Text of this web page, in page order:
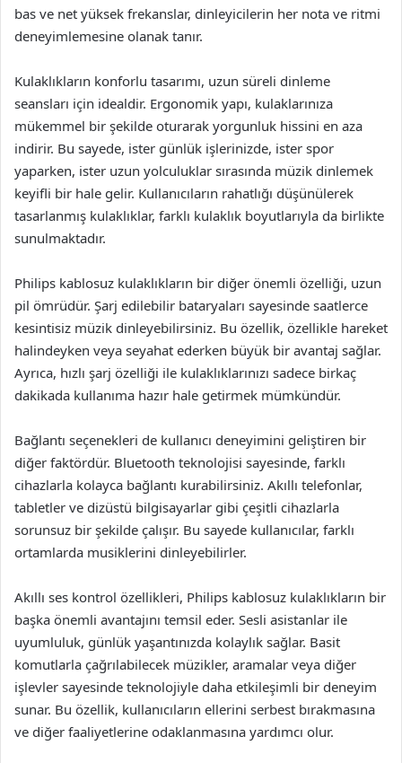
bas ve net yüksek frekanslar, dinleyicilerin her nota ve ritmi
deneyimlemesine olanak tanır.
Kulaklıkların konforlu tasarımı, uzun süreli dinleme
seansları için idealdir. Ergonomik yapı, kulaklarınıza
mükemmel bir şekilde oturarak yorgunluk hissini en aza
indirir. Bu sayede, ister günlük işlerinizde, ister spor
yaparken, ister uzun yolculuklar sırasında müzik dinlemek
keyifli bir hale gelir. Kullanıcıların rahatlığı düşünülerek
tasarlanmış kulaklıklar, farklı kulaklık boyutlarıyla da birlikte
sunulmaktadır.
Philips kablosuz kulaklıkların bir diğer önemli özelliği, uzun
pil ömrüdür. Şarj edilebilir bataryaları sayesinde saatlerce
kesintisiz müzik dinleyebilirsiniz. Bu özellik, özellikle hareket
halindeyken veya seyahat ederken büyük bir avantaj sağlar.
Ayrıca, hızlı şarj özelliği ile kulaklıklarınızı sadece birkaç
dakikada kullanıma hazır hale getirmek mümkündür.
Bağlantı seçenekleri de kullanıcı deneyimini geliştiren bir
diğer faktördür. Bluetooth teknolojisi sayesinde, farklı
cihazlarla kolayca bağlantı kurabilirsiniz. Akıllı telefonlar,
tabletler ve dizüstü bilgisayarlar gibi çeşitli cihazlarla
sorunsuz bir şekilde çalışır. Bu sayede kullanıcılar, farklı
ortamlarda musiklerini dinleyebilirler.
Akıllı ses kontrol özellikleri, Philips kablosuz kulaklıkların bir
başka önemli avantajını temsil eder. Sesli asistanlar ile
uyumluluk, günlük yaşantınızda kolaylık sağlar. Basit
komutlarla çağrılabilecek müzikler, aramalar veya diğer
işlevler sayesinde teknolojiyle daha etkileşimli bir deneyim
sunar. Bu özellik, kullanıcıların ellerini serbest bırakmasına
ve diğer faaliyetlerine odaklanmasına yardımcı olur.